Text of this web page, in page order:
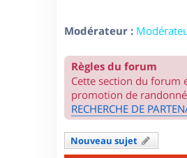
Modérateur :
Règles du forum
Cette section du forum
promotion de
RECHERCHE DE
Nouveau sujet